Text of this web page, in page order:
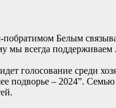
побратимом Белым
мы всегда
голосование среди
подворье – 2024”.